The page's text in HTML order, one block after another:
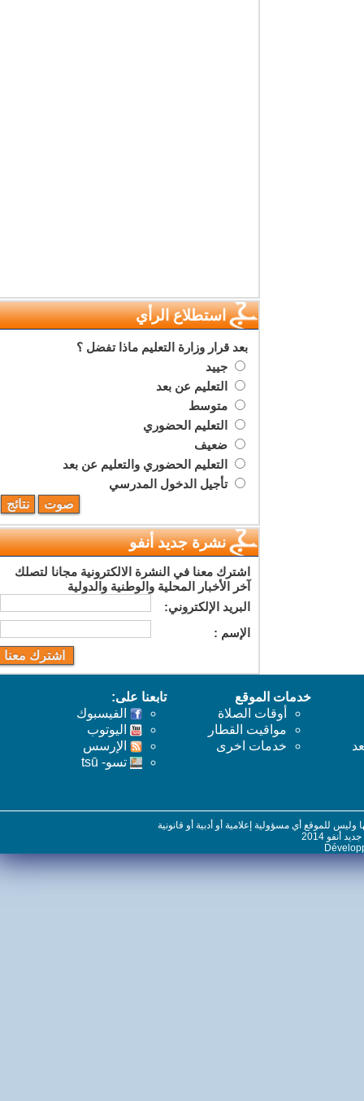
استطلاع الرأي
بعد قرار وزارة التعليم ماذا تفضل ؟
جييد
التعليم عن بعد
متوسط
التعليم الحضوري
ضعيف
التعليم الحضوري والتعليم عن بعد
تأجيل الدخول المدرسي
نشرة جديد أنفو
اشترك معنا في النشرة الالكترونية مجانا لتصلك
آخر الأخبار المحلية والوطنية والدولية
البريد اﻹلكتروني:
اﻹسم :
خدمات الموقع
أوقات الصلاة
مواقيت القطار
خدمات اخرى
تابعنا على:
الفيسبوك
اليوتوب
اﻹرسس
تسو- tsū
للموقع أي مسؤولية إعلامية أو أدبية أو قانونية
2014